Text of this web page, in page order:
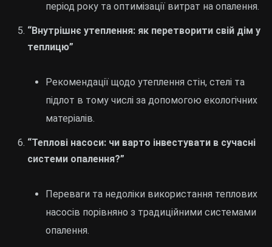
період року та оптимізації витрат на опалення.
“Внутрішнє утеплення: як перетворити свій дім у
теплицю”
Рекомендації щодо утеплення стін, стелі та
підлот в тому числі за допомогою екологічних
матеріалів.
“Теплові насоси: чи варто інвестувати в сучасні
системи опалення?”
Переваги та недоліки використання теплових
насосів порівняно з традиційними системами
опалення.